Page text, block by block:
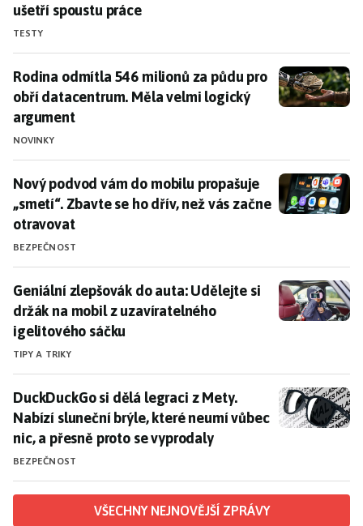
ušetří spoustu práce
TESTY
Rodina odmítla 546 milionů za půdu pro obří
Rodina odmítla 546 milionů za půdu pro
obří datacentrum. Měla velmi logický
argument
NOVINKY
Nový podvod vám do mobilu propašuje „smetí“.
Nový podvod vám do mobilu propašuje
„smetí“. Zbavte se ho dřív, než vás začne
otravovat
BEZPEČNOST
Geniální zlepšovák do auta: Udělejte si držák na
Geniální zlepšovák do auta: Udělejte si
držák na mobil z uzavíratelného
igelitového sáčku
TIPY A TRIKY
DuckDuckGo si dělá legraci z Mety. Nabízí sluneční
DuckDuckGo si dělá legraci z Mety.
Nabízí sluneční brýle, které neumí vůbec
nic, a přesně proto se vyprodaly
BEZPEČNOST
VŠECHNY NEJNOVĚJŠÍ ZPRÁVY